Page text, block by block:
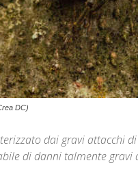
DC)
dai gravi attacchi
di danni talmente